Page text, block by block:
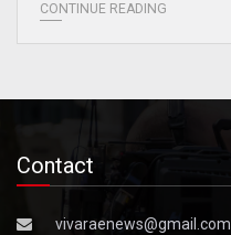
CONTINUE READING
Contact
vivaraenews@gmail.com